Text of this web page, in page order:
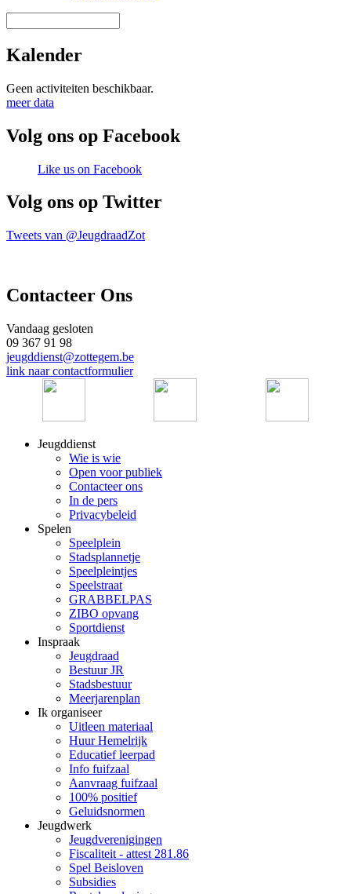
Kalender
Geen activiteiten beschikbaar.
meer data
Volg ons op Facebook
Like us on Facebook
Volg ons op Twitter
Tweets van @JeugdraadZot
Contacteer Ons
Vandaag gesloten
09 367 91 98
jeugddienst@zottegem.be
link naar contactformulier
Jeugddienst
Wie is wie
Open voor publiek
Contacteer ons
In de pers
Privacybeleid
Spelen
Speelplein
Stadsplannetje
Speelpleintjes
Speelstraat
GRABBELPAS
ZIBO opvang
Sportdienst
Inspraak
Jeugdraad
Bestuur JR
Stadsbestuur
Meerjarenplan
Ik organiseer
Uitleen materiaal
Huur Hemelrijk
Educatief leerpad
Info fuifzaal
Aanvraag fuifzaal
100% positief
Geluidsnormen
Jeugdwerk
Jeugdverenigingen
Fiscaliteit - attest 281.86
Spel Beisloven
Subsidies